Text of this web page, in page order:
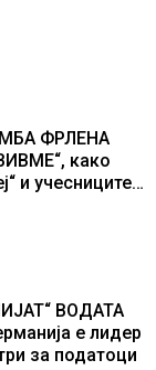
ФРЛЕНА
како
и учесниците
ВОДАТА
е лидер
за податоци